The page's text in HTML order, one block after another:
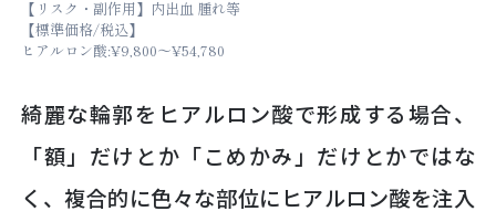
【リスク・副作用】内出血 腫れ等
【標準価格/税込】
ヒアルロン酸:¥9,800～¥54,780
綺麗な輪郭をヒアルロン酸で形成する場合、
「額」だけとか「こめかみ」だけとかではな
く、複合的に色々な部位にヒアルロン酸を注入